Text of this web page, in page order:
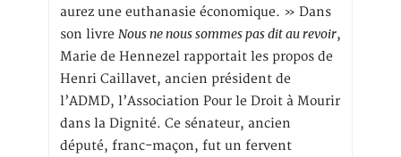
aurez une euthanasie économique. » Dans
son livre Nous ne nous sommes pas dit au revoir,
Marie de Hennezel rapportait les propos de
Henri Caillavet, ancien président de
l’ADMD, l’Association Pour le Droit à Mourir
dans la Dignité. Ce sénateur, ancien
député, franc-maçon, fut un fervent